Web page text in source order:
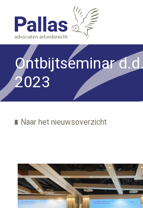
Ontbijtseminar
2023
Naar het nieuwsoverzicht